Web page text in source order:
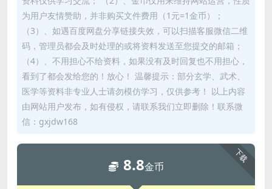
为用户友情赞助，并非购买文件费用（1元=1金币）；
（3）、如遇百度网盘分享链接失效，可以扫描客服微信二维
码，管理员都会及时处理的或将资料发送至您提交的邮箱；
（4）、不用担心不给资料，如果没有及时回复也不用担心，
看到了都会发给您的！放心！ 温馨提示：部分玄学、武术、
医学等资料非专业人士请勿模仿学习，仅供参考！ 以上内容
由网站用户发布，如有侵权，请联系我们立即删除！联系微
信：gxjdw168
下载
8.8金币